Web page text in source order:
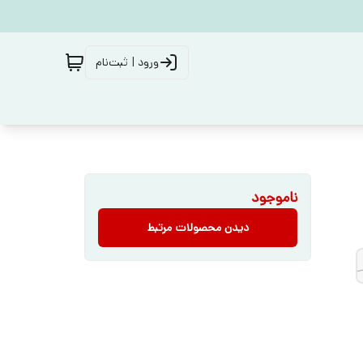
ورود | ثبت‌نام
ناموجود
دیدن محصولات مرتبط